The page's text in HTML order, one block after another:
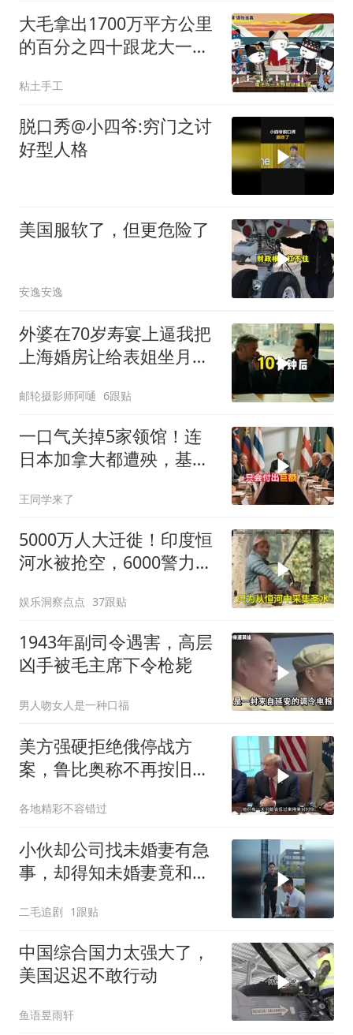
大毛拿出1700万平方公里
的百分之四十跟龙大一起
粘土手工
脱口秀@小四爷:穷门之讨
好型人格
美国服软了，但更危险了
安逸安逸
外婆在70岁寿宴上逼我把
上海婚房让给表姐坐月
邮轮摄影师阿嗵 6跟贴
一口气关掉5家领馆！连
日本加拿大都遭殃，基辛
王同学来了
5000万人大迁徙！印度恒
河水被抢空，6000警力全
娱乐洞察点点 37跟贴
1943年副司令遇害，高层
凶手被毛主席下令枪毙
男人吻女人是一种口福
美方强硬拒绝俄停战方
案，鲁比奥称不再按旧路
各地精彩不容错过
小伙却公司找未婚妻有急
事，却得知未婚妻竟和别
二毛追剧 1跟贴
中国综合国力太强大了，
美国迟迟不敢行动
鱼语昱雨轩